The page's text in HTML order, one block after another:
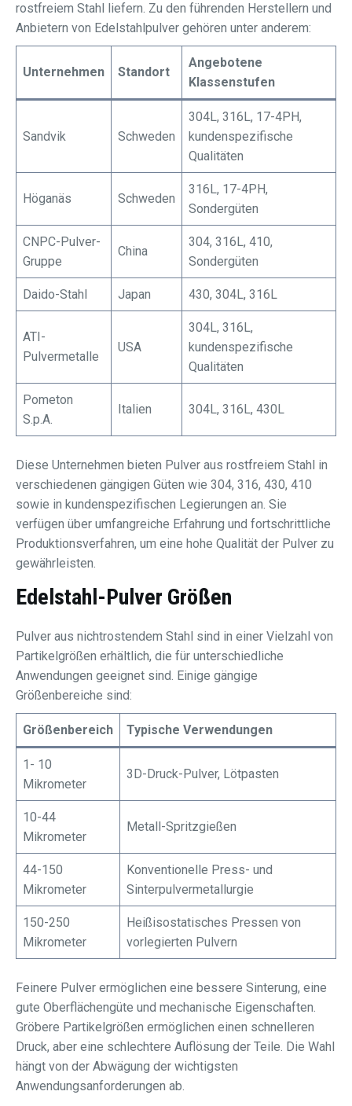
rostfreiem Stahl liefern. Zu den führenden Herstellern und
Anbietern von Edelstahlpulver gehören unter anderem:
Unternehmen Standort
Angebotene
Klassenstufen
Sandvik Schweden
304L, 316L, 17-4PH,
kundenspezifische
Qualitäten
Höganäs Schweden
316L, 17-4PH,
Sondergüten
CNPC-Pulver-
Gruppe
China
304, 316L, 410,
Sondergüten
Daido-Stahl Japan 430, 304L, 316L
ATI-
Pulvermetalle
USA
304L, 316L,
kundenspezifische
Qualitäten
Pometon
S.p.A.
Italien 304L, 316L, 430L
Diese Unternehmen bieten Pulver aus rostfreiem Stahl in
verschiedenen gängigen Güten wie 304, 316, 430, 410
sowie in kundenspezifischen Legierungen an. Sie
verfügen über umfangreiche Erfahrung und fortschrittliche
Produktionsverfahren, um eine hohe Qualität der Pulver zu
gewährleisten.
Edelstahl-Pulver Größen
Pulver aus nichtrostendem Stahl sind in einer Vielzahl von
Partikelgrößen erhältlich, die für unterschiedliche
Anwendungen geeignet sind. Einige gängige
Größenbereiche sind:
Größenbereich Typische Verwendungen
1- 10
Mikrometer
3D-Druck-Pulver, Lötpasten
10-44
Mikrometer
Metall-Spritzgießen
44-150
Mikrometer
Konventionelle Press- und
Sinterpulvermetallurgie
150-250
Mikrometer
Heißisostatisches Pressen von
vorlegierten Pulvern
Feinere Pulver ermöglichen eine bessere Sinterung, eine
gute Oberflächengüte und mechanische Eigenschaften.
Gröbere Partikelgrößen ermöglichen einen schnelleren
Druck, aber eine schlechtere Auflösung der Teile. Die Wahl
hängt von der Abwägung der wichtigsten
Anwendungsanforderungen ab.